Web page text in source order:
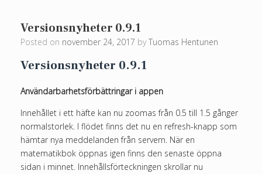
Versionsnyheter 0.9.1
Posted on november 24, 2017 byTuomas Hentunen
Versionsnyheter 0.9.1
Användarbarhetsförbättringar i appen
Innehållet i ett häfte kan nu zoomas från 0.5 till 1.5 gånger
normalstorlek. I flödet finns det nu en refresh-knapp som
hämtar nya meddelanden från servern. När en
matematikbok öppnas igen finns den senaste öppna
sidan i minnet. Innehållsförteckningen skrollar nu